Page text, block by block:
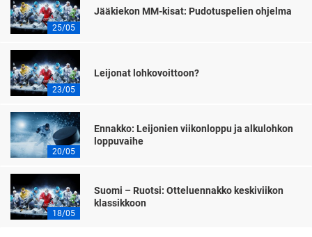
25/05
Jääkiekon MM-kisat: Pudotuspelien ohjelma
23/05
Leijonat lohkovoittoon?
20/05
Ennakko: Leijonien viikonloppu ja alkulohkon
loppuvaihe
18/05
Suomi – Ruotsi: Otteluennakko keskiviikon
klassikkoon